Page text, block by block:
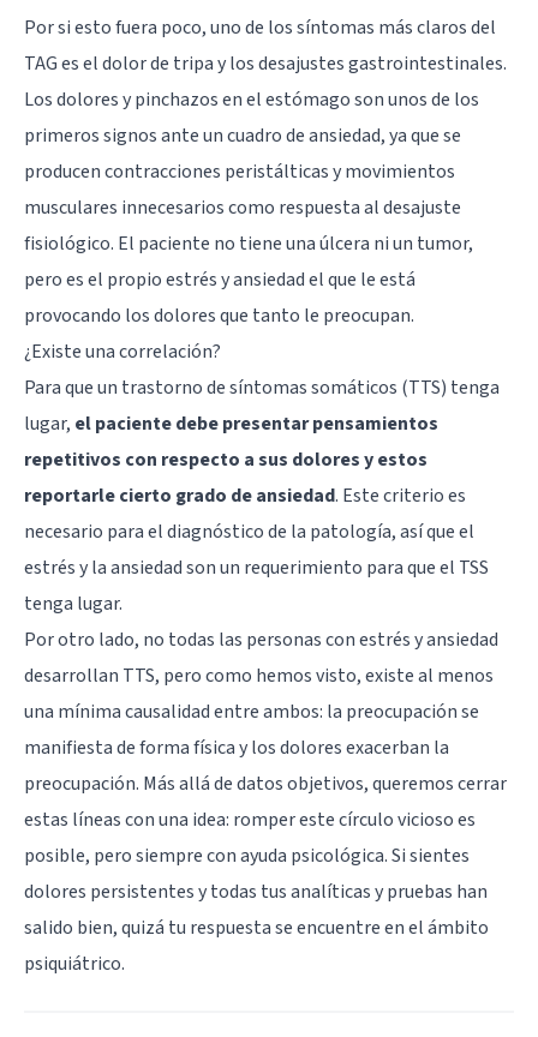
Por si esto fuera poco, uno de los síntomas más claros del
TAG es el dolor de tripa y los desajustes gastrointestinales.
Los dolores y pinchazos en el estómago son unos de los
primeros signos ante un cuadro de ansiedad, ya que se
producen contracciones peristálticas y movimientos
musculares innecesarios como respuesta al desajuste
fisiológico. El paciente no tiene una úlcera ni un tumor,
pero es el propio estrés y ansiedad el que le está
provocando los dolores que tanto le preocupan.
¿Existe una correlación?
Para que un trastorno de síntomas somáticos (TTS) tenga
lugar, el paciente debe presentar pensamientos
repetitivos con respecto a sus dolores y estos
reportarle cierto grado de ansiedad. Este criterio es
necesario para el diagnóstico de la patología, así que el
estrés y la ansiedad son un requerimiento para que el TSS
tenga lugar.
Por otro lado, no todas las personas con estrés y ansiedad
desarrollan TTS, pero como hemos visto, existe al menos
una mínima causalidad entre ambos: la preocupación se
manifiesta de forma física y los dolores exacerban la
preocupación. Más allá de datos objetivos, queremos cerrar
estas líneas con una idea: romper este círculo vicioso es
posible, pero siempre con ayuda psicológica. Si sientes
dolores persistentes y todas tus analíticas y pruebas han
salido bien, quizá tu respuesta se encuentre en el ámbito
psiquiátrico.